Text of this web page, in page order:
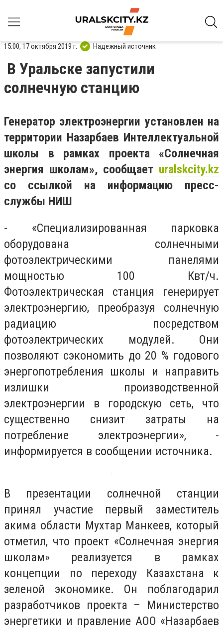
15:00, 17 октября 2019 г. Надежный источник
В Уральске запустили
солнечную станцию
Генератор электроэнергии установлен на
территории Назарбаев Интеллектуальной
школы в рамках проекта «Солнечная
энергия школам», сообщает uralskcity.kz
со ссылкой на информацию пресс-
службы НИШ
- «Специализированная парковка
оборудована солнечными
фотоэлектрическими панелями
мощностью 100 Квт/ч.
Фотоэлектрическая станция генерирует
электроэнергию, преобразуя солнечную
радиацию посредством
фотоэлектрических модулей. Они
позволяют сэкономить до 20 % годового
энергопотребления школы и направить
излишки производственной
электроэнергии в городскую сеть, что
существенно снизит затраты на
потребление электроэнергии», -
информируется в сообщении источника.
В презентации солнечной станции
принял участие первый заместитель
акима области Мухтар Манкеев, который
отметил, что проект «Солнечная энергия
школам» реализуется в рамках
концепции по переходу Казахстана к
зеленой экономике. Он поблагодарил
разработчиков проекта – Министерство
энергетики и правление АОО «Назарбаев